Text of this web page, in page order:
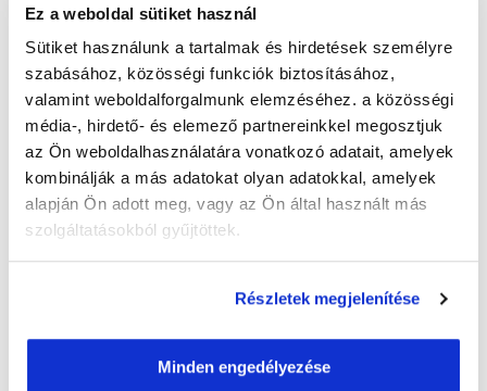
Ez a weboldal sütiket használ
Sütiket használunk a tartalmak és hirdetések személyre
szabásához, közösségi funkciók biztosításához,
valamint weboldalforgalmunk elemzéséhez. a közösségi
média-, hirdető- és elemező partnereinkkel megosztjuk
az Ön weboldalhasználatára vonatkozó adatait, amelyek
kombinálják a más adatokat olyan adatokkal, amelyek
alapján Ön adott meg, vagy az Ön által használt más
szolgáltatásokból gyűjtöttek.
Részletek megjelenítése
Minden engedélyezése
" A " csoport
Időtartam:8-10 hónap
Indulás időpontja:2026-09-24
Képzés ára:1 190 000 Ft
egyösszegű befizetés esetén
Vizsgadíj:90 000 Ft
Vizsgadíj várható összege